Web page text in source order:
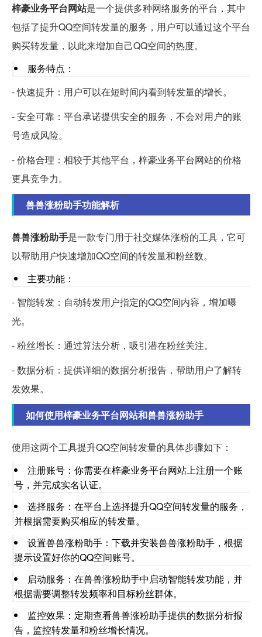
梓豪业务平台网站是一个提供多种网络服务的平台，其中
包括了提升QQ空间转发量的服务，用户可以通过这个平台
购买转发量，以此来增加自己QQ空间的热度。
服务特点：
- 快速提升：用户可以在短时间内看到转发量的增长。
- 安全可靠：平台承诺提供安全的服务，不会对用户的账
号造成风险。
- 价格合理：相较于其他平台，梓豪业务平台网站的价格
更具竞争力。
兽兽涨粉助手功能解析
兽兽涨粉助手是一款专门用于社交媒体涨粉的工具，它可
以帮助用户快速增加QQ空间的转发量和粉丝数。
主要功能：
- 智能转发：自动转发用户指定的QQ空间内容，增加曝
光。
- 粉丝增长：通过算法分析，吸引潜在粉丝关注。
- 数据分析：提供详细的数据分析报告，帮助用户了解转
发效果。
如何使用梓豪业务平台网站和兽兽涨粉助手
使用这两个工具提升QQ空间转发量的具体步骤如下：
注册账号：你需要在梓豪业务平台网站上注册一个账
号，并完成实名认证。
选择服务：在平台上选择提升QQ空间转发量的服务，
并根据需要购买相应的转发量。
设置兽兽涨粉助手：下载并安装兽兽涨粉助手，根据
提示设置好你的QQ空间账号。
启动服务：在兽兽涨粉助手中启动智能转发功能，并
根据需要调整转发频率和目标粉丝群体。
监控效果：定期查看兽兽涨粉助手提供的数据分析报
告，监控转发量和粉丝增长情况。